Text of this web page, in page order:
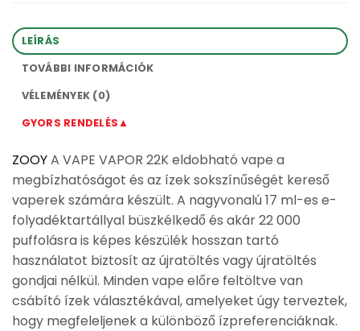
LEÍRÁS
TOVÁBBI INFORMÁCIÓK
VÉLEMÉNYEK (0)
GYORS RENDELÉS▲
ZOOYA VAPE VAPOR 22K eldobható vape a
megbízhatóságot és az ízek sokszínűségét kereső
vaperek számára készült. A nagyvonalú 17 ml-es e-
folyadéktartállyal büszkélkedő és akár 22 000
puffolásra is képes készülék hosszan tartó
használatot biztosít az újratöltés vagy újratöltés
gondjai nélkül. Minden vape előre feltöltve van
csábító ízek választékával, amelyeket úgy terveztek,
hogy megfeleljenek a különböző ízpreferenciáknak.